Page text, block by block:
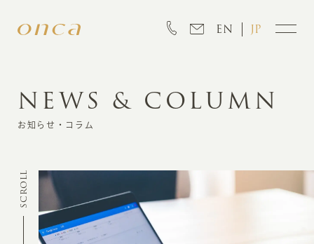
EN JP
INFORMATION
CREATION
MARKETING
NEWS & COLUMN
お知らせ・コラム
SCROLL